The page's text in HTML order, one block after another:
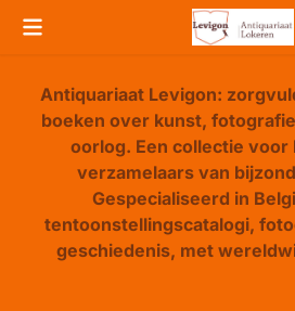
Cookievoorkeuren zijn
Antiquariaat Levigon:
boeken over kunst,
oorlog. Een collectie voor
verzamelaars van
Gespecialiseerd in
tentoonstellingscatalogi,
geschiedenis, met